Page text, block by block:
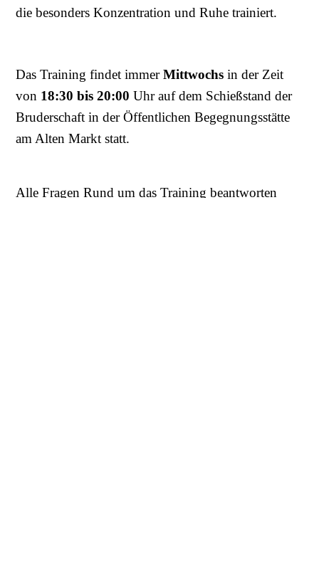
die besonders Konzentration und Ruhe trainiert.
Das Training findet immerMittwochsin der Zeit
von 18:30 bis 20:00Uhr auf dem Schießstand der
Bruderschaft in der Öffentlichen Begegnungsstätte
am Alten Markt statt.
Alle Fragen Rund um das Training beantworten